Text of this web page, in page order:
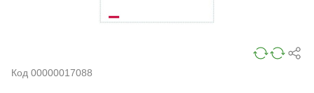
Код 00000017088